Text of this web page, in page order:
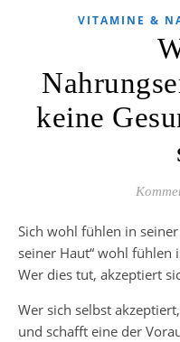
VITAMINE &
keine
Sich wohl fühlen in seiner Haut. Wer möchte das nicht? „In
seiner Haut“ wohl fühlen
Wer dies tut, akzeptiert
Wer sich selbst
und schafft eine der